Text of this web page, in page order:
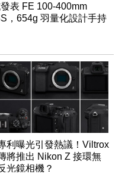
表 FE 100-400mm
，654g 羽量化設計手持
利曝光引發熱議！Viltrox
將推出 Nikon Z 接環無
光鏡相機？